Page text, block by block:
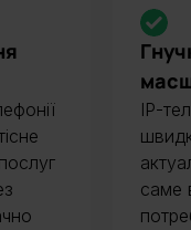
ІР-
саме